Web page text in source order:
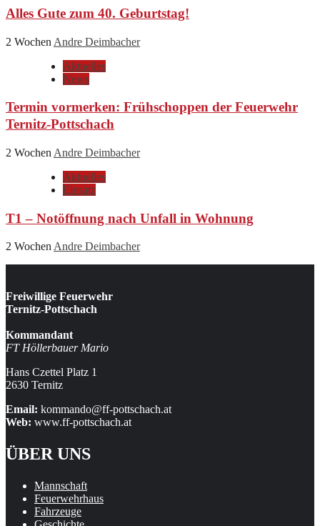
Alles Gute zum 40. Geburtstag!
2 Wochen Andre Deimbacher
Aktuelles
News
Termin vormerken: Frühschoppen der Feuerwehr
Ternitz-Pottschach
2 Wochen Andre Deimbacher
Aktuelles
Einsatz
T1 – Notöffnung nach Unfall in Wohnung
2 WochenAndre Deimbacher
Freiwillige Feuerwehr
Ternitz-Pottschach
Kommandant
FT Höllerbauer Mario
Hans Czettel Platz 1
2630 Ternitz
Email: kommando@ff-pottschach.at
Web: www.ff-pottschach.at
ÜBER UNS
Mannschaft
Feuerwehrhaus
Fahrzeuge